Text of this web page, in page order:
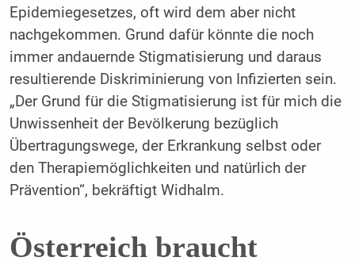
Epidemiegesetzes, oft wird dem aber nicht
nachgekommen. Grund dafür könnte die noch
immer andauernde Stigmatisierung und daraus
resultierende Diskriminierung von Infizierten sein.
„Der Grund für die Stigmatisierung ist für mich die
Unwissenheit der Bevölkerung bezüglich
Übertragungswege, der Erkrankung selbst oder
den Therapiemöglichkeiten und natürlich der
Prävention“, bekräftigt Widhalm.
Österreich braucht